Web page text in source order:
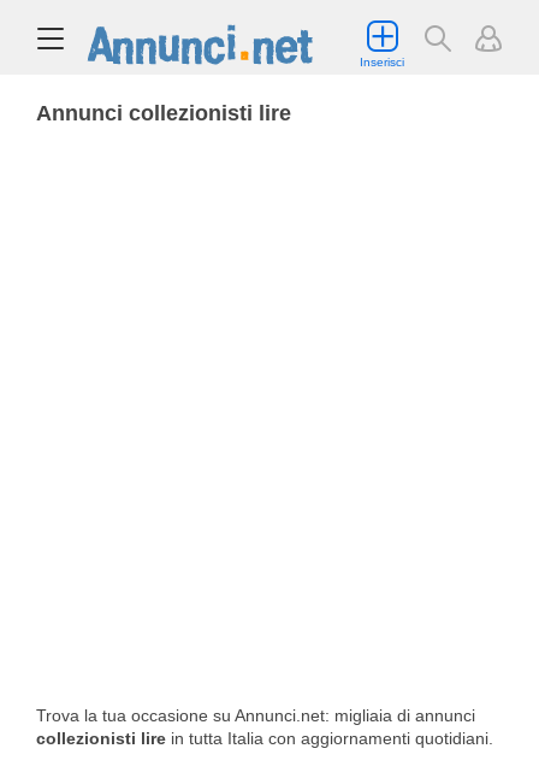
Inserisci
Annunci collezionisti lire
Trova la tua occasione su Annunci.net: migliaia di annunci
collezionisti lire in tutta Italia con aggiornamenti quotidiani.